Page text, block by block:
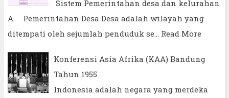
Sistem Pemerintahan desa dan kelurahan
A. Pemerintahan Desa Desa adalah wilayah yang
ditempati oleh sejumlah penduduk se… Read More
Konferensi Asia Afrika (KAA) Bandung
Tahun 1955
Indonesia adalah negara yang merdeka